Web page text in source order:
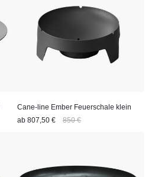
Cane-line Ember Feuerschale klein
ab 807,50 € 850 €